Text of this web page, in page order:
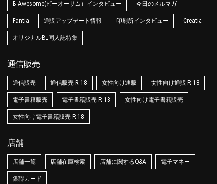
B-Awesome(ビーオーサム）インタビュー 今日のメルマガ
Fantia 通販アップデート情報 印刷所インタビュー Creatia
オリジナルBL同人誌特集
通信販売
通信販売 通信販売 R-18 女性向け通販 女性向け通販 R-18
電子書籍販売 電子書籍販売 R-18 女性向け電子書籍販売
女性向け電子書籍販売 R-18
店舗
店舗一覧 店舗在庫検索 店舗に関するQ&A 電子マネー
銀聯カード